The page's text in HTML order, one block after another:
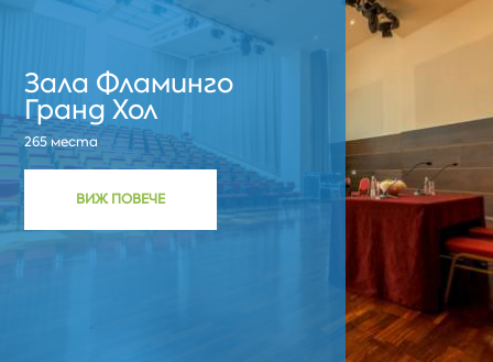
Зала Фламинго
Гранд Хол
265 места
ВИЖ ПОВЕЧЕ